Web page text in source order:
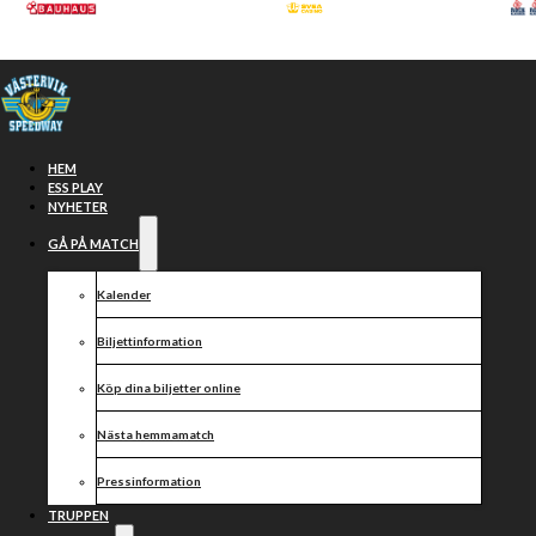
Hoppa till huvudinnehåll
HEM
ESS PLAY
NYHETER
GÅ PÅ MATCH
Kalender
Biljettinformation
Köp dina biljetter online
Nästa hemmamatch
Pressinformation
TRUPPEN
PRESSRELEASE
NÄSTA